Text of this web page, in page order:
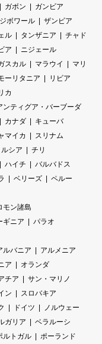
ガボン
ガンビア
ボワール
ザンビア
ル タンザニア
チャド
ア
ニジェール
スカル マラウイ
マリ
ーリタニア
リビア
カ
ンティグア・バーブーダ
カナダ
キューバ
マイカ
スリナム
シア
チリ
ハイチ
バルバドス
ベリーズ
ペルー
モン諸島
ギニア
パラオ
ルバニア
アルメニア
ア
オランダ
チア
サン・マリノ
ン
スロバキア
ドイツ
ノルウェー
ガリア
ベラルーシ
ルトガル ポーランド